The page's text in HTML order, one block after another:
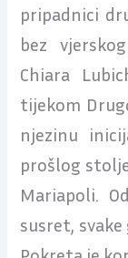
pripadnici
bez
Chiara
tijekom
njezinu
prošlog
Mariapoli.
susret,